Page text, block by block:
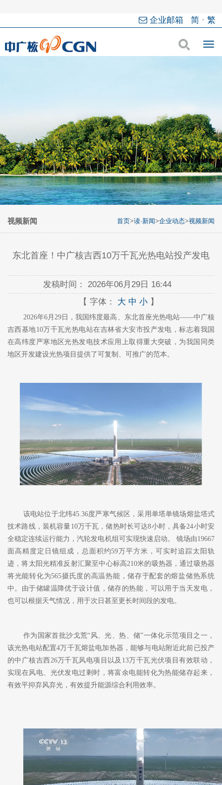
企业邮箱 简· 繁
首页>读·新闻>企业动态>视频新闻
视频新闻
东北首座！中广核吉西10万千瓦光热电站投产发电
发稿时间： 2026年06月29日 16:44
【 字体： 大 中 小】
2026年6月29日，我国纬度最高、东北首座光热电站——中广核
吉西基地10万千瓦光热电站在吉林省大安市投产发电，标志着我国
在高纬度严寒地区光热发电技术应用上取得重大突破，为我国同类
地区开发建设光热项目提供了可复制、可推广的范本。
该电站位于北纬45.36度严寒气候区，采用单塔单镜场熔盐塔式
技术路线，装机容量10万千瓦，储热时长可达8小时，具备24小时安
全稳定连续运行能力，汽轮发电机组可实现快速启动。 镜场由19667
面高精度定日镜组成，总面积约59万平方米，可实时追踪太阳轨
迹，将太阳光精准反射汇聚至中心标高210米的吸热器，通过吸热器
将光能转化为565摄氏度的高温热能，储存于配套的熔盐储热系统
中。由于储罐温降优于设计值，储存的热能，可以用于当天发电，
也可以根据天气情况，用于次日甚至更长时间段的发电。
作为国家首批沙戈荒“风、光、热、储”一体化示范项目之一，
该光热电站配置4万千瓦熔盐电加热器，能够与电站附近此前已投产
的中广核吉西26万千瓦风电项目以及13万千瓦光伏项目有效联动，
实现在风电、光伏发电过剩时，将富余电能转化为热能储存起来，
有效平抑弃风弃光，有效提升能源综合利用效率。